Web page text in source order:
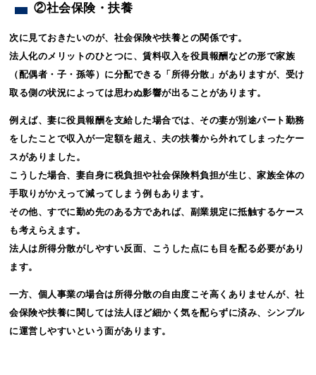
②社会保険・扶養
次に見ておきたいのが、社会保険や扶養との関係です。
法人化のメリットのひとつに、賃料収入を役員報酬などの形で家族
（配偶者・子・孫等）に分配できる「所得分散」がありますが、受け
取る側の状況によっては思わぬ影響が出ることがあります。
例えば、妻に役員報酬を支給した場合では、その妻が別途パート勤務
をしたことで収入が一定額を超え、夫の扶養から外れてしまったケー
スがありました。
こうした場合、妻自身に税負担や社会保険料負担が生じ、家族全体の
手取りがかえって減ってしまう例もあります。
その他、すでに勤め先のある方であれば、副業規定に抵触するケース
も考えらえます。
法人は所得分散がしやすい反面、こうした点にも目を配る必要があり
ます。
一方、個人事業の場合は所得分散の自由度こそ高くありませんが、社
会保険や扶養に関しては法人ほど細かく気を配らずに済み、シンプル
に運営しやすいという面があります。